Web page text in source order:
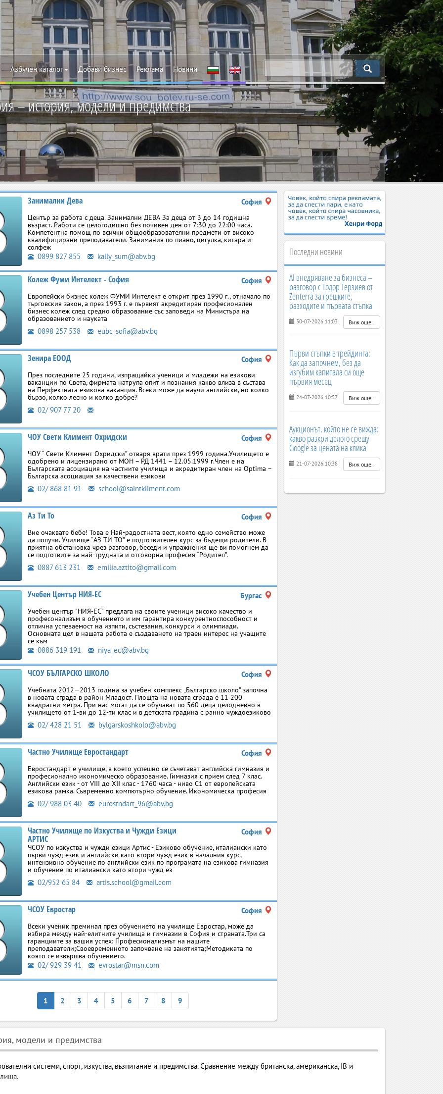
Азбучен каталог Добави бизнес Реклама Новини
– история, модели и предимства
Занимални Дева София
Център за работа с деца. Занимални ДЕВА За деца от 3 до 14 годишна
възраст. Работи се целогодишно без почивен ден от 7:30 до 22:00 часа.
Компетентна помощ по всички общообразователни предмети от високо
квалифицирани преподаватели. Занимания по пиано, цигулка, китара и
солфеж
0899 827 855 kally_sum@abv.bg
Колеж Фуми Интелект - София София
Европейски бизнес колеж ФУМИ Интелект е открит през 1990 г., отначало по
търговския закон, а през 1993 г. е първият акредитиран професионален
бизнес колеж след средно образование със заповеди на Министъра на
образованието и науката
0898 257 538 eubc_sofia@abv.bg
Зенира ЕООД София
През последните 25 години, изпращайки ученици и младежи на езикови
ваканции по Света, фирмата натрупа опит и познания какво влиза в състава
на Перфектната езикова ваканция. Всеки може да научи английски, но колко
бързо, колко лесно и колко добре?
02/ 907 77 20
ЧОУ Свети Климент Охридски София
ЧОУ “ Свети Климент Охридски” отваря врати през 1999 година.Училището е
одобрено и лицензирано от МОН – РД 1441 – 12.05.1999 г.Член е на
Българската асоциация на частните училища и акредитиран член на Optima –
Българска асоциация за качествени езикови
02/ 868 81 91 school@saintkliment.com
Аз Ти То София
Вие очаквате бебе! Това е Най-радостната вест, която едно семейство може
да получи. Училище “АЗ ТИ ТО” е подготвителен курс за бъдещи родители. В
приятна обстановка чрез разговор, беседи и упражнения ще ви помогнем да
се подготвите за най-трудната и отговорна професия “Родител”.
0887 613 231 emilia.aztito@gmail.com
Учебен Център НИЯ-ЕС Бургас
Учебен център "НИЯ-ЕС" предлага на своите ученици високо качество и
професонализъм в обучението и им гарантира конкурентноспособност и
отлична успеваемост на изпити, състезания, конкурси и олимпиади.
Основната цел в нашата работа е създаването на траен интерес на учащите
се към
0886 319 191 niya_ec@abv.bg
ЧСОУ БЪЛГАРСКО ШКОЛО София
Учебната 2012—2013 година за учебен комплекс „Българско школо” започна
в новата сграда в район Младост. Площта на новата сграда е 11 200
квадратни метра. При нас могат да се обучават по 560 деца целодневно в
училището от 1-ви до 12-ти клас и в детската градина с ранно чуждоезиково
02/ 428 21 51 bylgarskoshkolo@abv.bg
Частно Училище Евростандарт София
Евростандарт е училище, в което успешно се съчетават английска гимназия и
професионално икономическо образование. Гимназия с прием след 7 клас.
Английски език - от VІІІ до ХІІ клас - 1760 часа - ниво С1 от европейската
езикова рамка. Съвременно компютърно обучение. Икономическа професия
02/ 988 03 40 eurostndart_96@abv.bg
Частно Училище по Изкуства и Чужди Езици
АРТИС
София
ЧСОУ по изкуства и чужди езици Артис - Езиково обучение, италиански като
първи чужд език и английски като втори чужд език в началния курс,
интензивно обучение по английски език по програмата на езикова гимназия
и обучение по италиански като втори чужд ез
02/952 65 84 artis.school@gmail.com
ЧСОУ Евростар София
Всеки ученик преминал през обучението на училище Евростар, може да
избира между най-елитните училища и гимназии в София и страната.Три са
гаранциите за вашия успех: Професионализмът на нашите
преподаватели;Своевременното започване на занятията;Методиката по
която се извършва обучението.
02/ 929 39 41 evrostar@msn.com
1 2 3 4 5 6 7 8 9
Последни новини
AI внедряване за бизнеса –
разговор с Тодор Терзиев от
Zenterra за грешките,
разходите и първата стъпка
30-07-2026 11:03 Виж още..
Първи стъпки в трейдинга:
Как да започнем, без да
изгубим капитала си още
първия месец
24-07-2026 10:57 Виж още..
Аукционът, който не се вижда:
какво разкри делото срещу
Google за цената на клика
21-07-2026 10:38 Виж още..
модели и предимства
системи, спорт, изкуства, възпитание и предимства. Сравнение между британска, американска, IB и